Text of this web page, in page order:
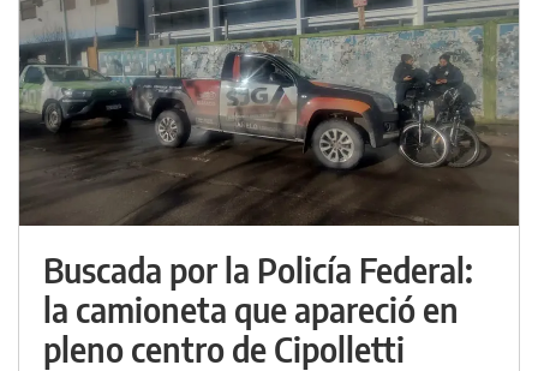
Buscada por la Policía Federal:
la camioneta que apareció en
pleno centro de Cipolletti